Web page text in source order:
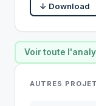
↓ Download
Voir toute
AUTRES